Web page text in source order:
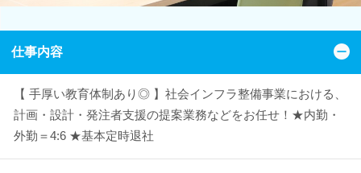
仕事内容
【 手厚い教育体制あり◎ 】社会インフラ整備事業における、
計画・設計・発注者支援の提案業務などをお任せ！★内勤・
外勤＝4:6 ★基本定時退社